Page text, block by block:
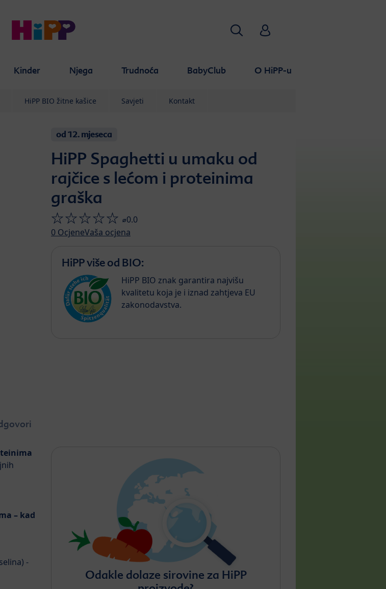
Kinder Njega Trudnoća BabyClub O HiPP-u
Pretraživanje
HiPP Babyclub
HiPP BIO žitne kašice Savjeti Kontakt
od 12. mjeseca
HiPP Spaghetti u umaku od
rajčice s lećom i proteinima
graška
⌀0.0
0 OcjeneVaša ocjena
HiPP više od BIO:
HiPP BIO znak garantira najvišu
kvalitetu koja je i iznad zahtjeva EU
zakonodavstva.
– kad
-
Odakle dolaze sirovine za HiPP